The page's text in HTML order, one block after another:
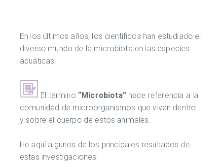
En los últimos años, los científicos han estudiado el
diverso mundo de la microbiota en las especies
acuáticas.
El término “Microbiota”hace referencia a la
comunidad de microorganismos que viven dentro
y sobre el cuerpo de estos animales.
He aquí algunos de los principales resultados de
estas investigaciones: